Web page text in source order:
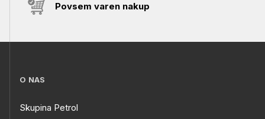
Povsem varen nakup
O NAS
Skupina Petrol